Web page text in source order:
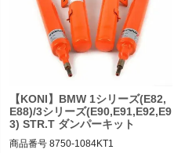
【KONI】BMW 1シリーズ(E82,
E88)/3シリーズ(E90,E91,E92,E9
3) STR.T ダンパーキット
商品番号 8750-1084KT1